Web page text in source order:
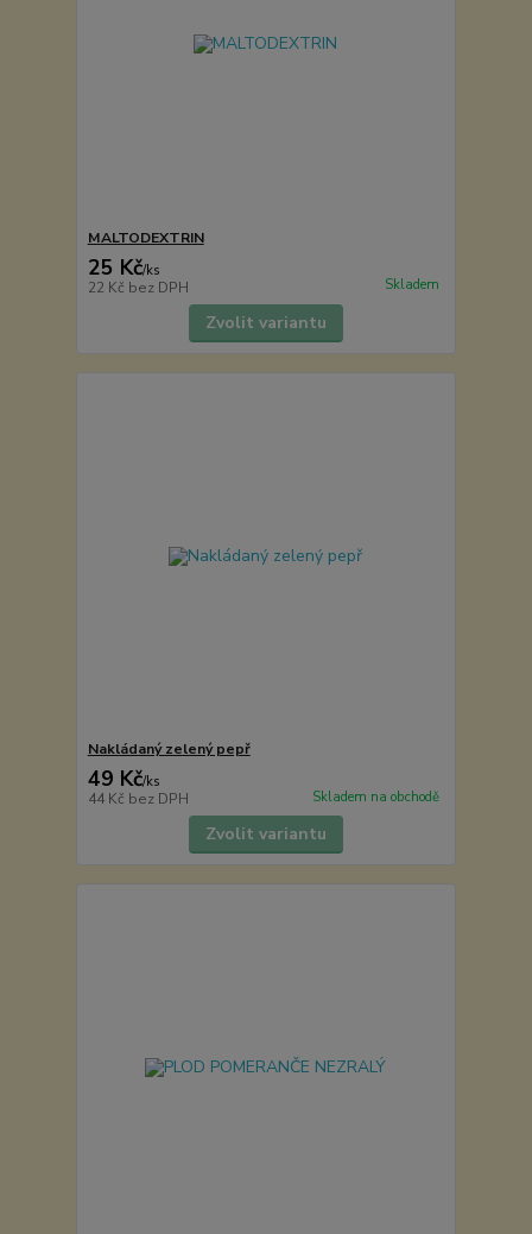
MALTODEXTRIN
25 Kč/ks
22 Kč bez DPH Skladem
Zvolit variantu
Nakládaný zelený pepř
49 Kč/ks
44 Kč bez DPH Skladem na obchodě
Zvolit variantu